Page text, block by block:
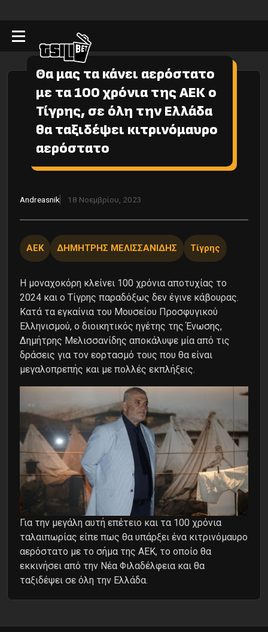
Θα μας τα κάνει αερόστατο
με τα 100 χρόνια της ΑΕΚ ο
Τίγρης, σε όλη την Ελλάδα
θα ταξιδέψει κιτρινόμαυρο
αερόστατο
Andreasnik 18 Νοεμβρίου, 2023
ΑΕΚ ΔΗΜΗΤΡΗΣ ΜΕΛΙΣΣΑΝΙΔΗΣ Τίγρης
H μοναχοκόρη κλείνει 100 χρόνια αποτυχίας το
2024 και ο Τίγρης παραδόξως δεν έγινε κάβουρας.
Κατά τα εγκαίνια του Μουσείου Προσφυγικού
Ελληνισμού, ο διοικητικός ηγέτης της Ένωσης,
Δημήτρης Μελισσανίδης αποκάλυψε μία από τις
δράσεις για τον εορτασμό τους που θα είναι
μεγαλοπρεπής και με πολλές εκπλήξεις.
Για την μεγάλη αυτή επέτειο και τα 100 χρόνια
ταλαιπωρίας είπε πως θα υπάρξει ένα κιτρινόμαυρο
αερόστατο με το σήμα της ΑΕΚ, το οποίο θα
εκκινήσει από την Νέα Φιλαδέλφεια και θα
ταξιδέψει σε όλη την Ελλάδα.